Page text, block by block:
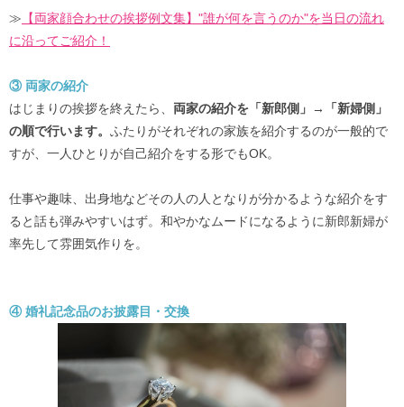
≫ 【両家顔合わせの挨拶例文集】"誰が何を言うのか"を当日の流れ
に沿ってご紹介！
③ 両家の紹介
はじまりの挨拶を終えたら、 両家の紹介を「新郎側」→「新婦側」
の順で行います。 ふたりがそれぞれの家族を紹介するのが一般的で
すが、一人ひとりが自己紹介をする形でもOK。
仕事や趣味、出身地などその人の人となりが分かるような紹介をす
ると話も弾みやすいはず。和やかなムードになるように新郎新婦が
率先して雰囲気作りを。
④ 婚礼記念品のお披露目・交換